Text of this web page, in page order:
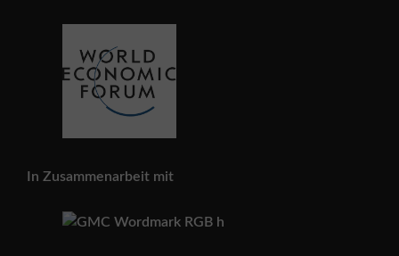
In Zusammenarbeit mit